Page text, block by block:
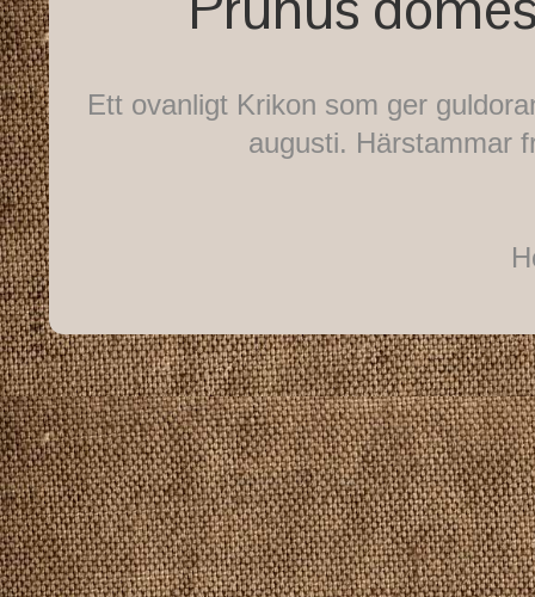
Ett ovanligt Krikon som ger
augusti. Härstammar